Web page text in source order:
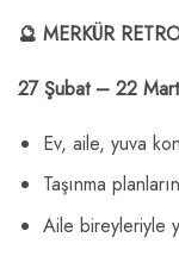
🔮 MERKÜR
27 Şubat – 22
Ev, aile, yuva
Taşınma
Aile bireyleriyle